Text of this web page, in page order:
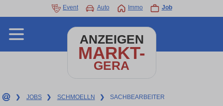
Event Auto Immo Job
ANZEIGEN
MARKT-
GERA
❯ JOBS ❯ SCHMOELLN ❯ SACHBEARBEITER